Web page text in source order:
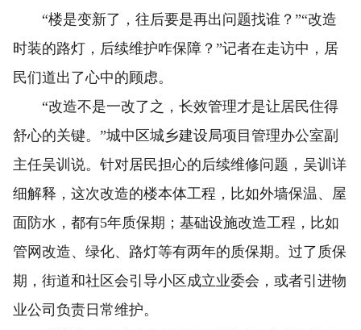
“楼是变新了，往后要是再出问题找谁？”“改造
时装的路灯，后续维护咋保障？”记者在走访中，居
民们道出了心中的顾虑。
“改造不是一改了之，长效管理才是让居民住得
舒心的关键。”城中区城乡建设局项目管理办公室副
主任吴训说。针对居民担心的后续维修问题，吴训详
细解释，这次改造的楼本体工程，比如外墙保温、屋
面防水，都有5年质保期；基础设施改造工程，比如
管网改造、绿化、路灯等有两年的质保期。过了质保
期，街道和社区会引导小区成立业委会，或者引进物
业公司负责日常维护。